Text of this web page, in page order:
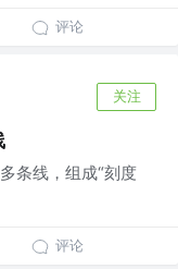
评论
关注
条线，组成“刻度
评论